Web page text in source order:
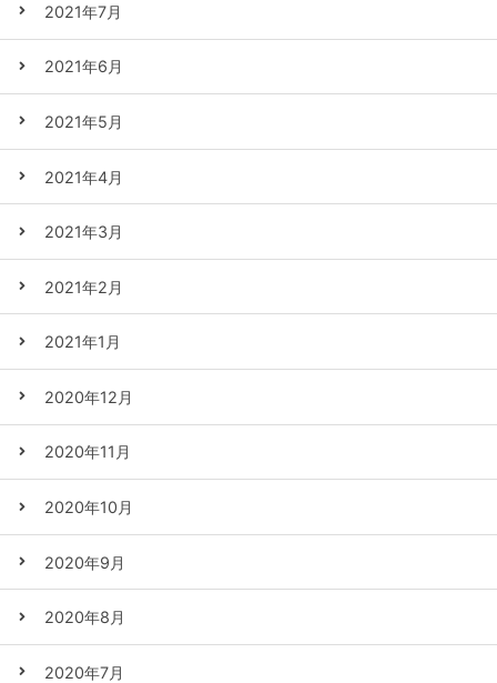
2021年7月
2021年6月
2021年5月
2021年4月
2021年3月
2021年2月
2021年1月
2020年12月
2020年11月
2020年10月
2020年9月
2020年8月
2020年7月